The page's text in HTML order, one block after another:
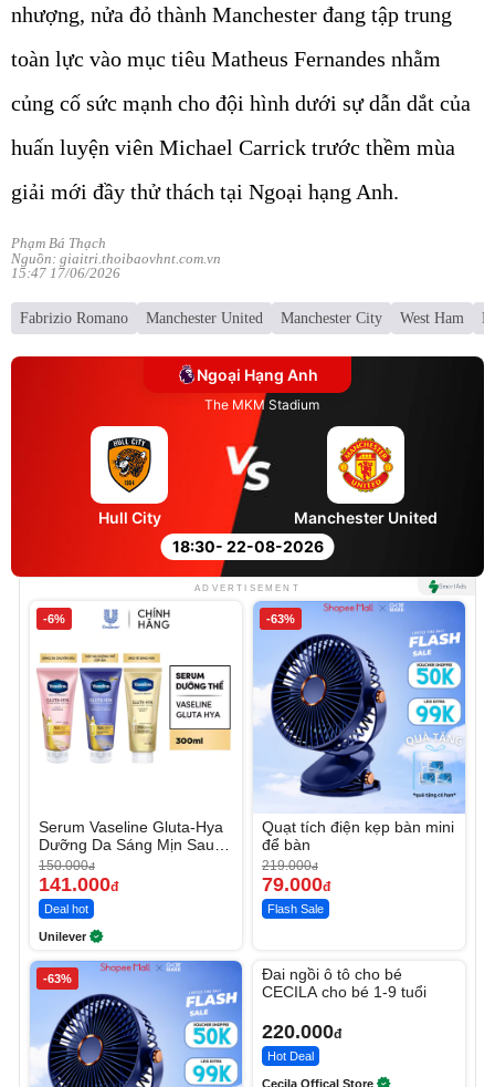
nhượng, nửa đỏ thành Manchester đang tập trung
toàn lực vào mục tiêu Matheus Fernandes nhằm
củng cố sức mạnh cho đội hình dưới sự dẫn dắt của
huấn luyện viên Michael Carrick trước thềm mùa
giải mới đầy thử thách tại Ngoại hạng Anh.
Phạm Bá Thạch
Nguồn: giaitri.thoibaovhnt.com.vn
15:47 17/06/2026
Fabrizio Romano Manchester United Manchester City West Ham
Ngoại Hạng Anh
The MKM Stadium
18:30- 22-08-2026
Hull City Manchester United
ADVERTISEMENT
-6%
Serum Vaseline Gluta-Hya
Dưỡng Da Sáng Mịn Sau 7
Ngày
150.000đ
141.000đ
Deal hot
Unilever
-63%
Quạt tích điện kẹp bàn mini
để bàn
219.000đ
79.000đ
Flash Sale
-63%
Đai ngồi ô tô cho bé
CECILA cho bé 1-9 tuổi
220.000đ
Hot Deal
Cecila Offical Store